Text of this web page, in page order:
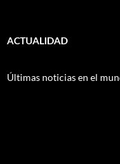
ACTUALIDAD
Últimas noticias en el